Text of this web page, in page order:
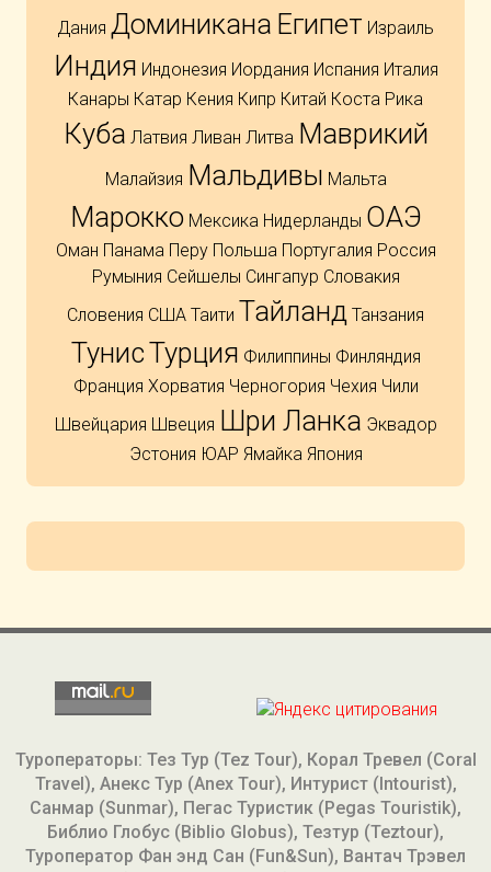
Дания Доминикана Египет Израиль
Индия Индонезия Иордания Испания Италия
Канары Катар Кения Кипр Китай Коста Рика
Куба Латвия Ливан Литва Маврикий
Малайзия Мальдивы Мальта
Марокко Мексика Нидерланды ОАЭ
Оман Панама Перу Польша Португалия Россия
Румыния Сейшелы Сингапур Словакия
Словения США Таити Тайланд Танзания
ТунисТурция Филиппины Финляндия
Франция Хорватия Черногория Чехия Чили
Швейцария Швеция Шри Ланка Эквадор
Эстония ЮАР Ямайка Япония
Туроператоры: Тез Тур (Tez Tour), Корал Тревел (Coral
Travel), Анекс Тур (Anex Tour), Интурист (Intourist),
Санмар (Sunmar), Пегас Туристик (Pegas Touristik),
Библио Глобус (Biblio Globus), Тезтур (Teztour),
Туроператор Фан энд Сан (Fun&Sun), Вантач Трэвел